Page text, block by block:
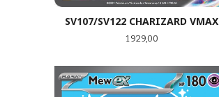
SV107/SV122 CHARIZARD VMAX
Pris
1 929,00
KJØP